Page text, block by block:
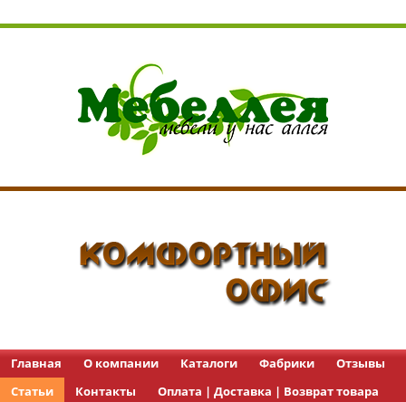
Перейти в каталог
Перейти в каталог
Главная О компании Каталоги Фабрики
Отзывы
Статьи
Контакты Оплата | Доставка | Возврат товара